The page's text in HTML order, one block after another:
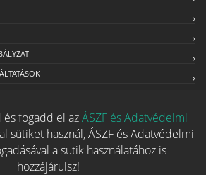
és fogadd el azÁSZF és Adatvédelmi
sütiket használ, ÁSZF és Adatvédelmi
a sütik használatához is
hozzájárulsz!